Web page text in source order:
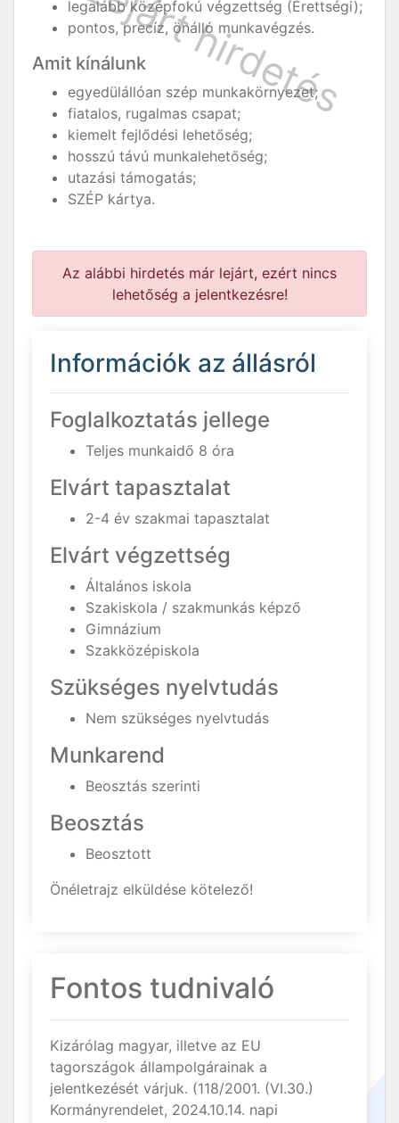
legalább középfokú végzettség (Érettségi);
pontos, precíz, önálló munkavégzés.
Amit kínálunk
egyedülállóan szép munkakörnyezet;
fiatalos, rugalmas csapat;
kiemelt fejlődési lehetőség;
hosszú távú munkalehetőség;
utazási támogatás;
SZÉP kártya.
Az alábbi hirdetés már lejárt, ezért nincs
lehetőség a jelentkezésre!
Információk az állásról
Foglalkoztatás jellege
Teljes munkaidő 8 óra
Elvárt tapasztalat
2-4 év szakmai tapasztalat
Elvárt végzettség
Általános iskola
Szakiskola / szakmunkás képző
Gimnázium
Szakközépiskola
Szükséges nyelvtudás
Nem szükséges nyelvtudás
Munkarend
Beosztás szerinti
Beosztás
Beosztott
Önéletrajz elküldése kötelező!
Fontos tudnivaló
Kizárólag magyar, illetve az EU
tagországok állampolgárainak a
jelentkezését várjuk. (118/2001. (VI.30.)
Kormányrendelet, 2024.10.14. napi